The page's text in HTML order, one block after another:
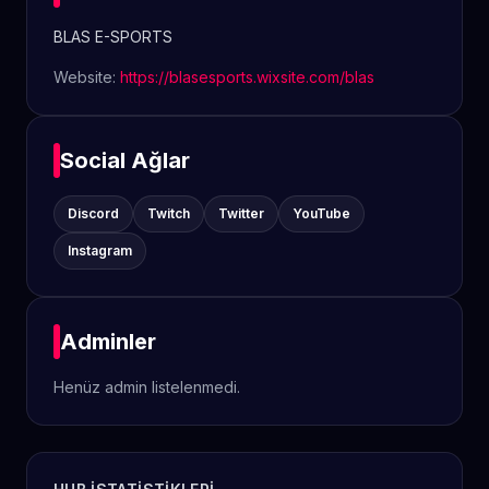
BLAS E-SPORTS
Website: https://blasesports.wixsite.com/blas
Social Ağlar
Discord Twitch Twitter YouTube
Instagram
Adminler
Henüz admin listelenmedi.